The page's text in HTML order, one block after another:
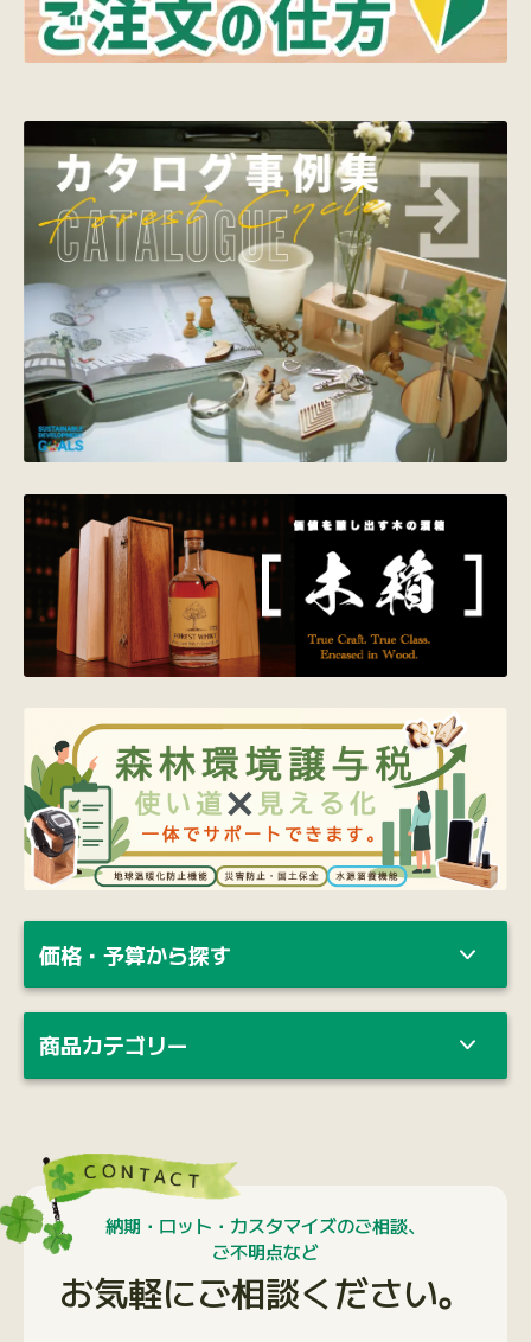
価格・予算から探す
商品カテゴリー
納期・ロット・カスタマイズのご相談、
ご不明点など
お気軽にご相談ください。